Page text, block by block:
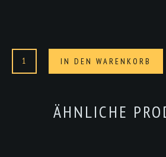
Forst
00
IN DEN WARENKORB
ÄHNLICHE